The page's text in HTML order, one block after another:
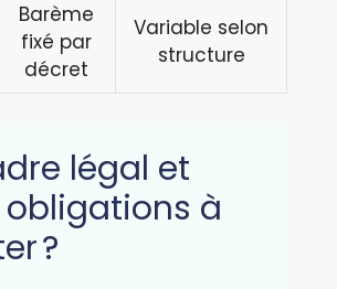
Barème
fixé par
décret
Variable selon
structure
légal et
à
?